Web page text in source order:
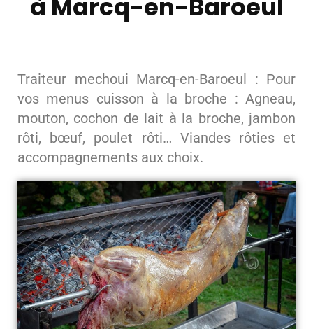
à Marcq-en-Baroeul
Traiteur mechoui Marcq-en-Baroeul : Pour
vos menus cuisson à la broche : Agneau,
mouton, cochon de lait à la broche, jambon
rôti, bœuf, poulet rôti… Viandes rôties et
accompagnements aux choix.